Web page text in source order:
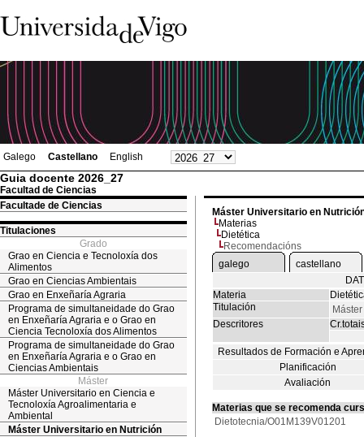
Galego Castellano English
Guia docente 2026_27
Facultad de Ciencias
Facultade de Ciencias
Titulaciones
Grado
Grao en Ciencia e Tecnoloxía dos
Alimentos
Grao en Ciencias Ambientais
Grao en Enxeñaría Agraria
Programa de simultaneidade do Grao
en Enxeñaría Agraria e o Grao en
Ciencia Tecnoloxía dos Alimentos
Programa de simultaneidade do Grao
en Enxeñaría Agraria e o Grao en
Ciencias Ambientais
Máster
Máster Universitario en Ciencia e
Tecnoloxía Agroalimentaria e
Ambiental
Máster Universitario en Nutrición
Máster Universitario en
Materias
Dietética
Recomendacións
galego
castellano
Materia
Titulación
Descritores
Resultados de Formación e
Planificación
Avaliación
Materias que se recomenda
Dietotecnia/O01M139V01201